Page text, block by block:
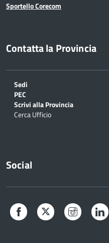
Sportello Corecom
Contatta la Provincia
Sedi
PEC
Scrivi alla Provincia
Cerca Ufficio
Social
Facebook Twitter Instagram